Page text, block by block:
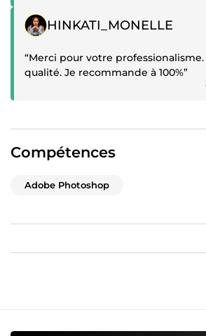
Témoignage positif
HINKATI_MONELLE
“Merci pour votre professionalisme.
qualité. Je recommande à 100%”
Compétences
Adobe Photoshop